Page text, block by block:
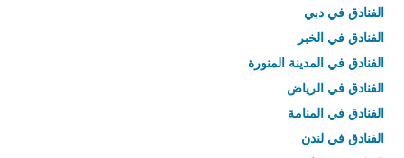
الفنادق في دبي
الفنادق في الخبر
الفنادق في المدينة المنورة
الفنادق في الرياض
الفنادق في المنامة
الفنادق في لندن